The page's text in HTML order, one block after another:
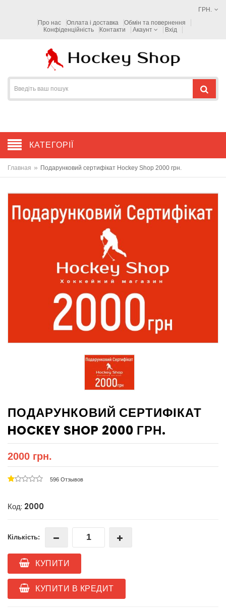
ГРН.
Про нас
Оплата і доставка
Обмін та повернення
Конфіденційність
Контакти Акаунт Вхід
КАТЕГОРІЇ
Главная » Подарунковий сертифікат Hockey Shop 2000 грн.
ПОДАРУНКОВИЙ СЕРТИФІКАТ
HOCKEY SHOP 2000 ГРН.
2000 грн.
596 Отзывов
Код: 2000
Кількість:
КУПИТИ
КУПИТИ В КРЕДИТ